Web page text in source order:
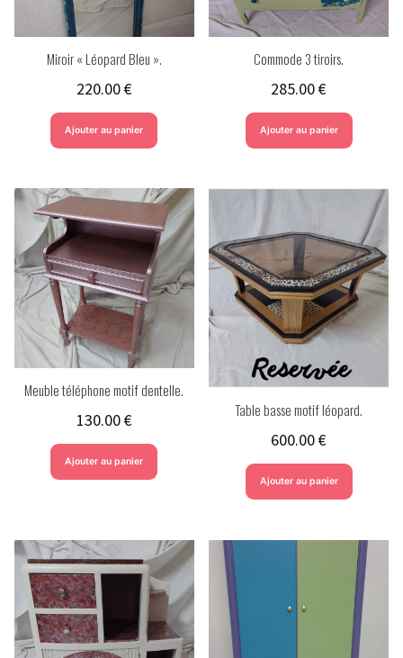
Miroir « Léopard Bleu ».
220.00€
Ajouter au panier
Commode 3 tiroirs.
285.00€
Ajouter au panier
Meuble téléphone motif dentelle.
130.00€
Ajouter au panier
Table basse motif léopard.
600.00€
Ajouter au panier